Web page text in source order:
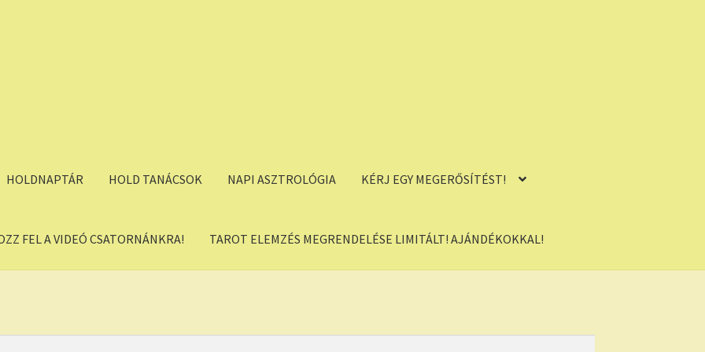
HOLDNAPTÁR HOLD TANÁCSOK NAPI ASZTROLÓGIA KÉRJ EGY MEGERŐSÍTÉST!
FEL A VIDEÓ CSATORNÁNKRA! TAROT ELEMZÉS MEGRENDELÉSE LIMITÁLT! AJÁNDÉKOKKAL!